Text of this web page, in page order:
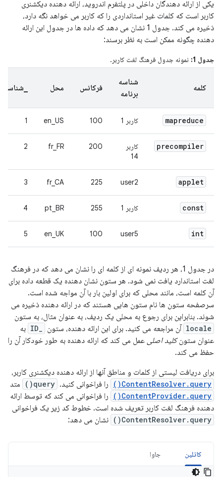
یکی از ارائه دهندگان داخلی در پلتفرم اندروید، ارائه دهنده دیکشنری
کاربر است که کلمات غیر استانداردی را که کاربر می خواهد نگه دارد،
ذخیره می کند. جدول 1 نشان می دهد که داده ها در جدول این ارائه
دهنده چگونه ممکن است به نظر برسند:
جدول 1: نمونه جدول فرهنگ لغت کاربر.
کلمه
شناسه
برنامه
فرکانس محل _شناسه
mapreduce کاربر 1 100
en_US
1
precompiler
کاربر
14
200
fr_FR
2
applet
user2
225
fr_CA
3
const کاربر 1 255
pt_BR
4
int
user5
100
en_UK
5
در جدول 1، هر ردیف نمونه ای از کلمه ای را نشان می دهد که در فرهنگ
لغت استاندارد یافت نمی شود. هر ستون نشان دهنده یک قطعه داده برای
آن کلمه است، مانند محلی که برای اولین بار با آن مواجه شده است.
سرصفحه ستون ها نام ستون هایی هستند که در ارائه دهنده ذخیره می
شوند. بنابراین برای رجوع به محلی یک ردیف، به عنوان مثال، به ستون
locale آن مراجعه می کنید. برای این ارائه دهنده، ستون
به
عنوان ستونکلید اصلی عمل می کند که ارائه دهنده به طور خودکار آن را
حفظ می کند.
برای دریافت لیستی از کلمات و مناطق آنها از ارائه دهنده دیکشنری کاربر،
ContentResolver.query() را فراخوانی کنید. query() متد
ContentProvider.query()
را فراخوانی می کند که توسط ارائه
دهنده فرهنگ لغت کاربر تعریف شده است. خطوط کد زیر یک فراخوانی
ContentResolver.query() نشان می دهد:
کاتلین جاوا